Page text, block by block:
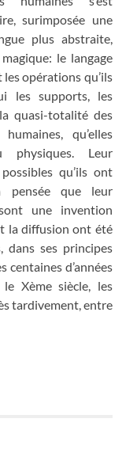
surimposée une
plus abstraite,
le langage
opérations qu’ils
les supports, les
quasi-totalité des
qu’elles
physiques. Leur
qu’ils ont
pensée que leur
une invention
la diffusion ont été
dans ses principes
centaines d’années
Xème siècle, les
tardivement, entre